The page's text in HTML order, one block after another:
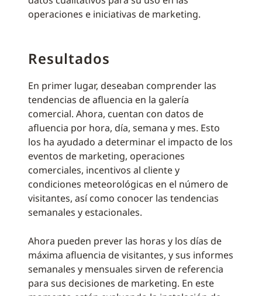
operaciones e iniciativas de marketing.
Resultados
En primer lugar, deseaban comprender las
tendencias de afluencia en la galería
comercial. Ahora, cuentan con datos de
afluencia por hora, día, semana y mes. Esto
los ha ayudado a determinar el impacto de los
eventos de marketing, operaciones
comerciales, incentivos al cliente y
condiciones meteorológicas en el número de
visitantes, así como conocer las tendencias
semanales y estacionales.
Ahora pueden prever las horas y los días de
máxima afluencia de visitantes, y sus informes
semanales y mensuales sirven de referencia
para sus decisiones de marketing. En este